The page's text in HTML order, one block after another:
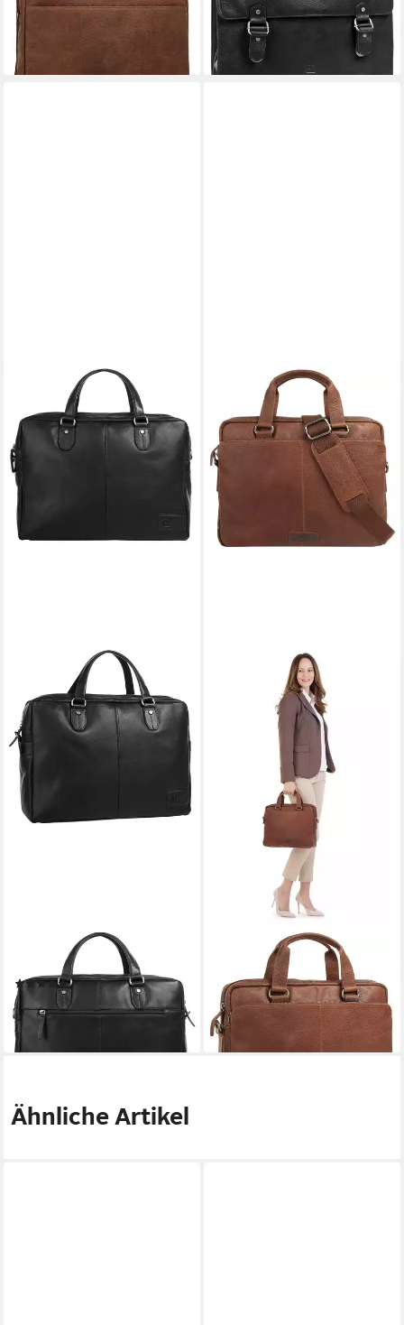
-23%
lieferbar - in 1-2 Werktagen bei dir
-15%
lieferbar - in 6-8 Werktagen bei dir
BODENSCHATZ
Aktentasche, echt Leder
(1)
198,95 €
lieferbar - in 1-2 Werktagen bei dir
BODENSCHATZ
Aktentasche, echt Leder
189,95 €
lieferbar - in 6-8 Werktagen bei dir
Ähnliche Artikel